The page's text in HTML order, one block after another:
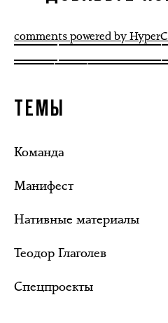
comments powered by
ТЕМЫ
Команда
Манифест
Нативные материалы
Теодор Глаголев
Спецпроекты